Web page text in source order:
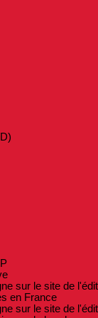
sur le site de
en France
sur le site de